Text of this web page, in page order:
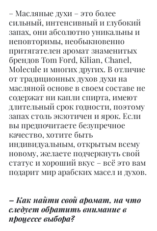
– Масляные духи – это более
сильный, интенсивный и глубокий
запах, они абсолютно уникальны и
неповторимы, необыкновенно
притягателен аромат знаменитых
брендов Tom Ford, Kilian, Chanel,
Molecule и многих других. В отличие
от традиционных духов духи на
масляной основе в своем составе не
содержат ни капли спирта, имеют
длительный срок годности, поэтому
запах столь экзотичен и ярок. Если
вы предпочитаете безупречное
качество, хотите быть
индивидуальным, открытым всему
новому, желаете подчеркнуть свой
статус и хороший вкус – всё это вам
подарит мир арабских масел и духов.
– Как найти свой аромат, на что
следует обратить внимание в
процессе выбора?